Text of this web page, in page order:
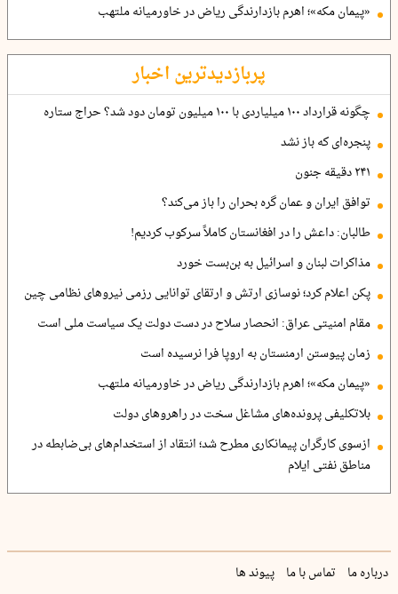
«پیمان مکه»؛ اهرم بازدارندگی ریاض در خاورمیانه ملتهب
پربازدیدترین اخبار
چگونه قرارداد ۱۰۰ میلیاردی با ۱۰۰ میلیون تومان دود شد؟ حراج ستاره
پنجره‌ای که باز نشد
۲۴۱ دقیقه جنون
توافق ایران و عمان گره بحران را باز می‌کند؟
طالبان: داعش را در افغانستان کاملاً سرکوب کردیم!
مذاکرات لبنان و اسرائیل به بن‌بست خورد
پکن اعلام کرد؛ نوسازی ارتش و ارتقای توانایی رزمی نیروهای نظامی چین
مقام امنیتی عراق: انحصار سلاح در دست دولت یک سیاست ملی است
زمان پیوستن ارمنستان به اروپا فرا نرسیده است
«پیمان مکه»؛ اهرم بازدارندگی ریاض در خاورمیانه ملتهب
بلاتکلیفی پرونده‌های مشاغل سخت در راهروهای دولت
ازسوی کارگران پیمانکاری مطرح شد؛ انتقاد از استخدام‌های بی‌ضابطه در
مناطق نفتی ایلام
درباره ما تماس با ما پیوند ها